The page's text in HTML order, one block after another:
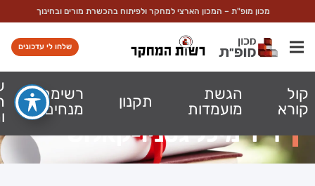
מכון מופ"ת – המכון הארצי למחקר ולפיתוח בהכשרת מורים ובחינוך
שלחו לי עדכונים
ד״ר מיכל גטניו-קאלוש
קול
קורא
הגשת
מועמדות
תקנון
רשימת
מנחים